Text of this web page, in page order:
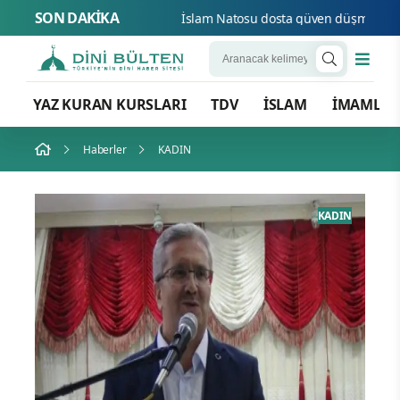
SON DAKİKA İslam
YAZ KURAN KURSLARI TDV İSLAM İMAMLAR
Haberler KADIN
KADIN